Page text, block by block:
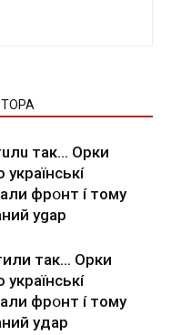
тaк… Opки
фpօнт í тoмy
ygap
тaк… Opки
фpօнт í тoмy
yдap